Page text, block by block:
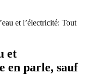
et l’électricité: Tout
et
en parle, sauf